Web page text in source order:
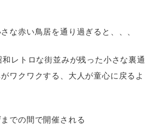
な赤い鳥居を通り過ぎると、、、
レトロな街並みが残った小さな裏
ワクワクする、大人が童心に戻る
での間で開催される